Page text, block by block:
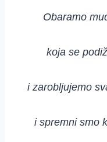
Obaramo
koja se
i zarobljujemo
i spremni smo